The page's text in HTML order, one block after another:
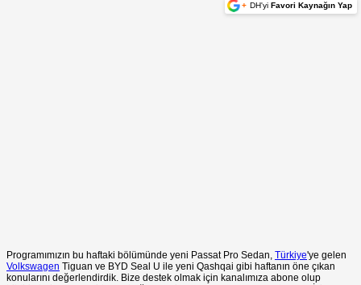
+ DH'yi Favori Kaynağın Yap
Programımızın bu haftaki bölümünde yeni Passat Pro Sedan, Türkiye'ye gelen
Volkswagen Tiguan ve BYD Seal U ile yeni Qashqai gibi haftanın öne çıkan
konularını değerlendirdik. Bize destek olmak için kanalımıza abone olup